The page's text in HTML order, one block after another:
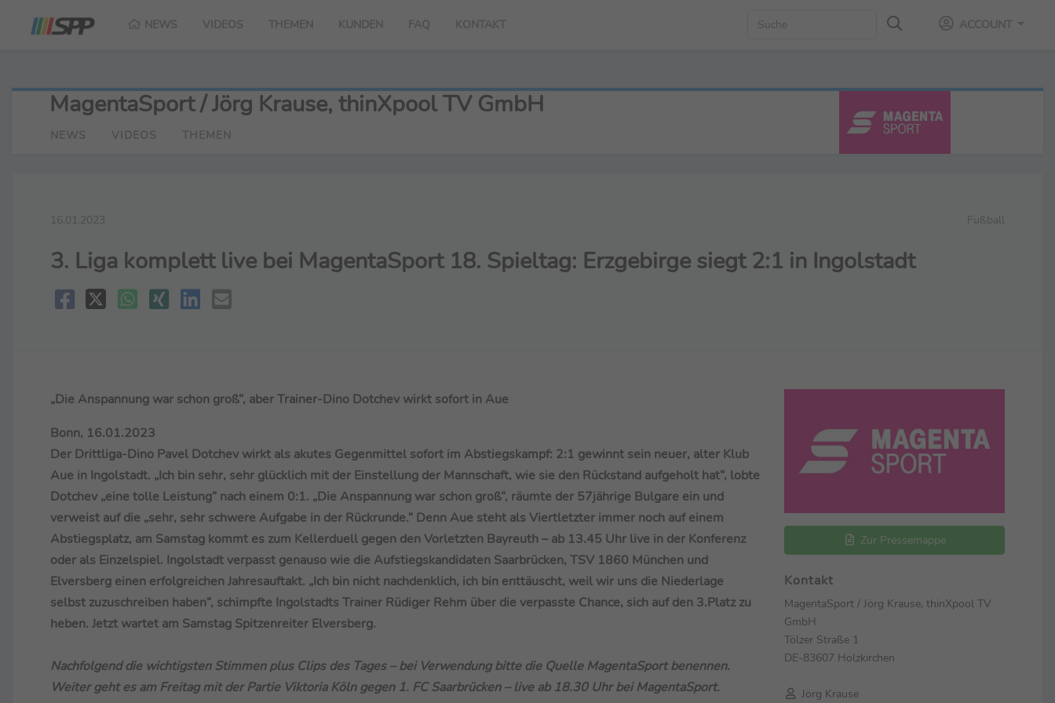
NEWS VIDEOS THEMEN KUNDEN FAQ KONTAKT ACCOUNT
MagentaSport / Jörg Krause, thinXpool TV GmbH
NEWS VIDEOS THEMEN
16.01.2023 Fußball
3. Liga komplett live bei MagentaSport 18. Spieltag: Erzgebirge siegt 2:1 in Ingolstadt
„Die Anspannung war schon groß“, aber Trainer-Dino Dotchev wirkt sofort in Aue
Bonn, 16.01.2023
Der Drittliga-Dino Pavel Dotchev wirkt als akutes Gegenmittel sofort im Abstiegskampf: 2:1 gewinnt sein neuer, alter Klub
Aue in Ingolstadt. „Ich bin sehr, sehr glücklich mit der Einstellung der Mannschaft, wie sie den Rückstand aufgeholt hat“, lobte
Dotchev „eine tolle Leistung“ nach einem 0:1. „Die Anspannung war schon groß“, räumte der 57jährige Bulgare ein und
verweist auf die „sehr, sehr schwere Aufgabe in der Rückrunde.“ Denn Aue steht als Viertletzter immer noch auf einem
Abstiegsplatz, am Samstag kommt es zum Kellerduell gegen den Vorletzten Bayreuth – ab 13.45 Uhr live in der Konferenz
oder als Einzelspiel. Ingolstadt verpasst genauso wie die Aufstiegskandidaten Saarbrücken, TSV 1860 München und
Elversberg einen erfolgreichen Jahresauftakt. „Ich bin nicht nachdenklich, ich bin enttäuscht, weil wir uns die Niederlage
selbst zuzuschreiben haben“, schimpfte Ingolstadts Trainer Rüdiger Rehm über die verpasste Chance, sich auf den 3.Platz zu
heben. Jetzt wartet am Samstag Spitzenreiter Elversberg.
Nachfolgend die wichtigsten Stimmen plus Clips des Tages – bei Verwendung bitte die Quelle MagentaSport benennen.
Weiter geht es am Freitag mit der Partie Viktoria Köln gegen 1. FC Saarbrücken – live ab 18.30 Uhr bei MagentaSport.
Zur Pressemappe
Kontakt
MagentaSport / Jörg Krause, thinXpool TV
GmbH
Tölzer Straße 1
DE-83607 Holzkirchen
Jörg Krause